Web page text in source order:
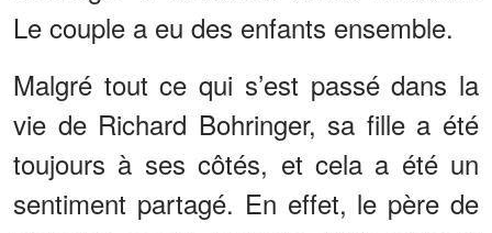
Le couple a eu des enfants ensemble.
Malgré tout ce qui s’est passé dans la
vie de Richard Bohringer, sa fille a été
toujours à ses côtés, et cela a été un
sentiment partagé. En effet, le père de